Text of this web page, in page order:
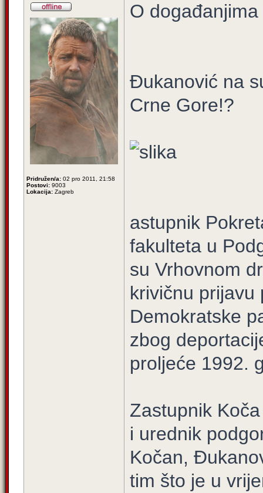
Pridružen/a: 02 pro 2011, 21:58
Postovi: 9003
Lokacija: Zagreb
O
Đukanović na
Crne Gore!?
astupnik
fakulteta u
su Vrhovnom
krivičnu prijavu
Demokratske
zbog
proljeće 1992.
Zastupnik
i urednik
Kočan,
tim što je u